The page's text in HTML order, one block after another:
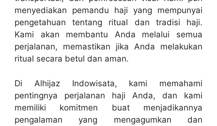
menyediakan pemandu haji yang mempunyai
pengetahuan tentang ritual dan tradisi haji.
Kami akan membantu Anda melalui semua
perjalanan, memastikan jika Anda melakukan
ritual secara betul dan aman.
Di Alhijaz Indowisata, kami memahami
pentingnya perjalanan haji Anda, dan kami
memiliki komitmen buat menjadikannya
pengalaman yang mengagumkan dan